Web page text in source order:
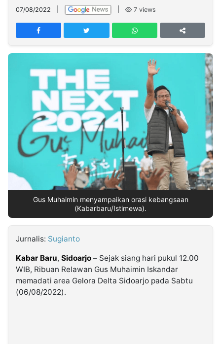
Network
PT
TREETAN
INDONESIA
Partner
Jogja
Rakyat
News
Notice
Dinamikapost.com
Seedbacklink
Follow
Kabarbaru
Kabarbaru.co
07/08/2022 7 views
Gus Muhaimin menyampaikan orasi kebangsaan
(Kabarbaru/Istimewa).
Jurnalis: Sugianto
Kabar Baru, Sidoarjo – Sejak siang hari pukul 12.00
WIB, Ribuan Relawan Gus Muhaimin Iskandar
memadati area Gelora Delta Sidoarjo pada Sabtu
(06/08/2022).